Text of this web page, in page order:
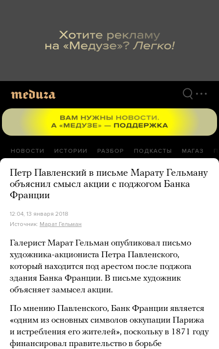
НОВОСТИ ИСТОРИИ РАЗБОР ПОДКАСТЫ МАГАЗ
Петр Павленский в письме Марату Гельману
объяснил смысл акции с поджогом Банка
Франции
12:04, 13 января 2018
Источник: Марат Гельман
Галерист Марат Гельман опубликовал письмо
художника-акциониста Петра Павленского,
который находится под арестом после поджога
здания Банка Франции. В письме художник
объясняет замысел акции.
По мнению Павленского, Банк Франции является
«одним из основных символов оккупации Парижа
и истребления его жителей», поскольку в 1871 году
финансировал правительство в борьбе